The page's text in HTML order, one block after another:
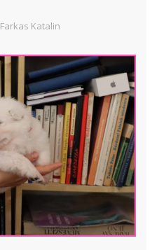
Farkas Katalin